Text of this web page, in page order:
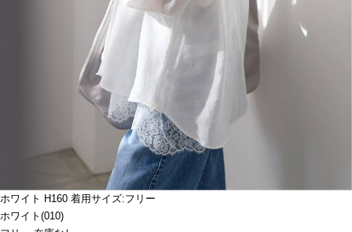
ホワイト H160 着用サイズ:フリー
ホワイト(010)